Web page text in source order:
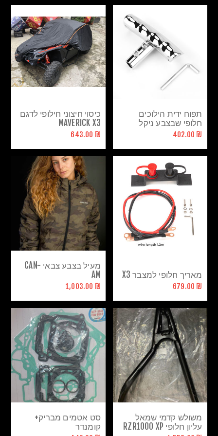
תפוח ידית הילוכים
חלופי שבצבע ניקל
פולאריס
₪ 402.00
כיסוי חיצוני חילופי לדגם
MAVERICK X3
₪ 643.00
מאריך חלופי למצבר X3
₪ 679.00
מעיל בצבע צבאי CAN-
AM
₪ 1,003.00
משולש קדמי שמאל
עליון חלופי RZR1000 XP
סט אטמים מבריק+
קומנדר